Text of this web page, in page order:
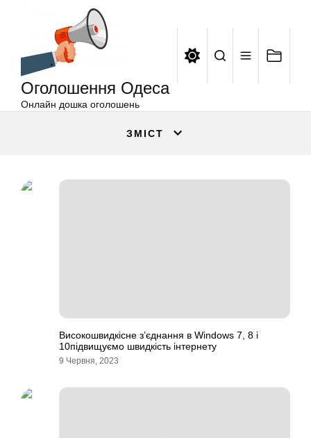
Оголошення Одеса
Онлайн дошка оголошень
ЗМІСТ
Високошвидкісне з’єднання в Windows 7, 8 і
10підвищуємо швидкість інтернету
9 Червня, 2023